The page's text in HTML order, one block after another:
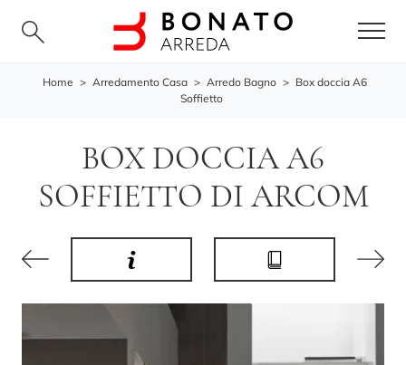
Home > Arredamento Casa > Arredo Bagno > Box doccia A6
Soffietto
BOX DOCCIA A6
SOFFIETTO DI ARCOM